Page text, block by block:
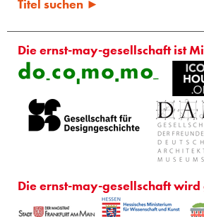
Titel suchen ►
Die ernst-may-gesellschaft ist
Die ernst-may-gesellschaft